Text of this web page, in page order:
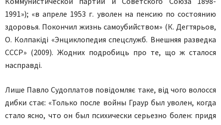
1991»); «в апреле 1953 г. уволен на пенсию по состоянию
здоровья. Покончил жизнь самоубийством» (К. Дегтярьов,
О. Колпакіді «Энциклопедия спецслужб. Внешняя разведка
СССР» (2009). Жодних подробиць про те, що ж сталося
насправді.
Лише Павло Судоплатов повідомляє таке, від чого волосся
дибки стає: «Только после войны Граур был уволен, когда
стало ясно, что он был психически серьезно болен: придя